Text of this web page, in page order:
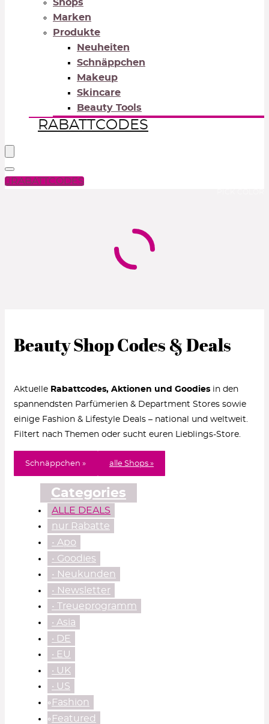
Shops
Marken
Produkte
Neuheiten
Schnäppchen
Makeup
Skincare
Beauty Tools
RABATTCODES
RABATTCODES
Beauty Shop Codes & Deals
Aktuelle Rabattcodes, Aktionen und Goodies in den
spannendsten Parfümerien & Department Stores sowie
einige Fashion & Lifestyle Deals – national und weltweit.
Filtert nach Themen oder sucht euren Lieblings-Store.
Schnäppchen » alle Shops »
Categories
ALLE DEALS
nur Rabatte
• Apo
• Goodies
• Neukunden
• Newsletter
• Treueprogramm
‧ Asia
‧ DE
‧ EU
‧ UK
‧ US
⃘Fashion
⃘Featured